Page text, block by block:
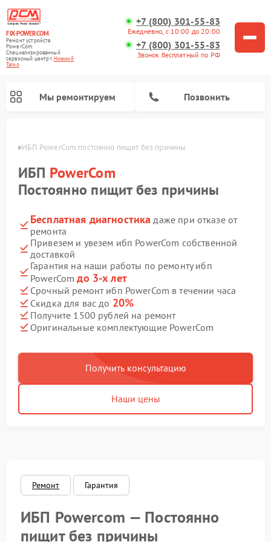
FIX-POWERCOM
Ремонт устройств
PowerCom
Специализированный
cервисный центр г.Нижний
Тагил
+7 (800) 301-55-83
Ежедневно, с 10:00 до 20:00
+7 (800) 301-55-83
Звонок бесплатный по РФ
Мы ремонтируем Позвонить
ИБП PowerCom постоянно пищит без причины
ИБП PowerCom
Постоянно пищит без причины
Бесплатная диагностика даже при отказе от
ремонта
Привезем и увезем ибп PowerCom собственной
доставкой
Гарантия на наши работы по ремонту ибп
PowerComдо 3-х лет
Срочный ремонт ибп PowerCom в течении часа
Скидка для вас до 20%
Получите 1500 рублей на ремонт
Оригинальные комплектующие PowerCom
Получить консультацию
Наши цены
Ремонт Гарантия
ИБП Powercom — Постоянно
пищит без причины